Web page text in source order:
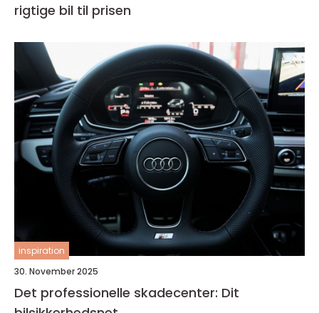
rigtige bil til prisen
inspiration
30. November 2025
Det professionelle skadecenter: Dit